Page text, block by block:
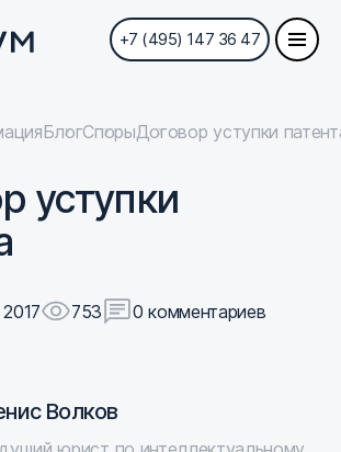
+7 (495) 147 36 47
БлогСпорыДоговор уступки
уступки
753
0 комментариев
Волков